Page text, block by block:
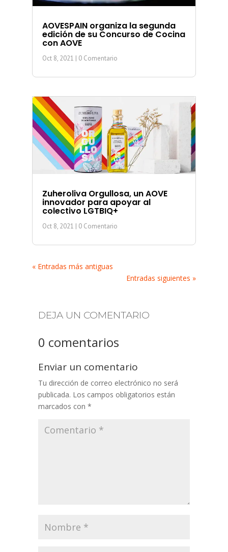
AOVESPAIN organiza la segunda
edición de su Concurso de Cocina
con AOVE
Oct 8, 2021 | 0 Comentario
Zuheroliva Orgullosa, un AOVE
innovador para apoyar al
colectivo LGTBIQ+
Oct 8, 2021 | 0 Comentario
« Entradas más antiguas
Entradas siguientes »
DEJA UN COMENTARIO
0 comentarios
Enviar un comentario
Tu dirección de correo electrónico no será
publicada. Los campos obligatorios están
marcados con *